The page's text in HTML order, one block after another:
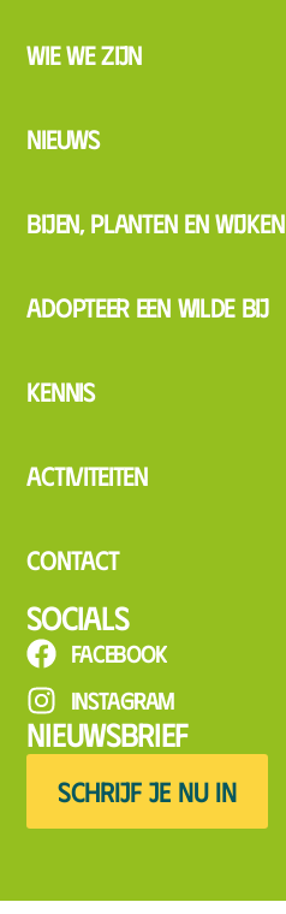
Wie we zijn
Nieuws
Bijen, planten en wijken
Adopteer een wilde bij
Kennis
Activiteiten
Contact
Socials
Facebook
Instagram
Nieuwsbrief
SCHRIJF JE NU IN